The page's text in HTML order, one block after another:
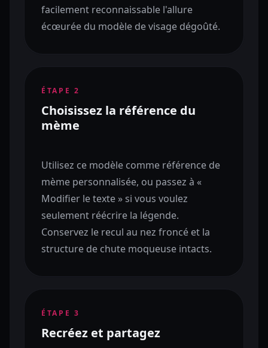
facilement reconnaissable l'allure
écœurée du modèle de visage dégoûté.
ÉTAPE 2
Choisissez la référence du
mème
Utilisez ce modèle comme référence de
mème personnalisée, ou passez à «
Modifier le texte » si vous voulez
seulement réécrire la légende.
Conservez le recul au nez froncé et la
structure de chute moqueuse intacts.
ÉTAPE 3
Recréez et partagez